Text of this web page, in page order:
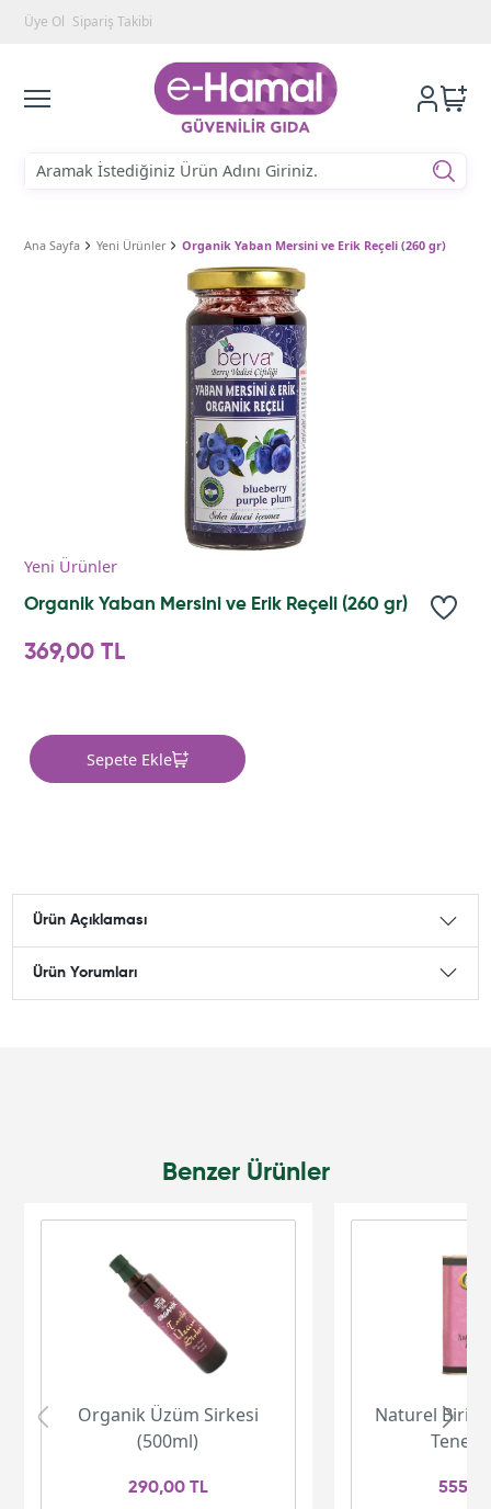
Üye Ol Sipariş Takibi
Ana Sayfa Yeni Ürünler Organik Yaban Mersini ve Erik Reçeli (260 gr)
Yeni Ürünler
Organik Yaban Mersini ve Erik Reçeli (260 gr)
369,00 TL
Sepete Ekle
Ürün Açıklaması
Ürün Yorumları
Benzer Ürünler
Organik Üzüm Sirkesi
(500ml)
290,00 TL
Naturel